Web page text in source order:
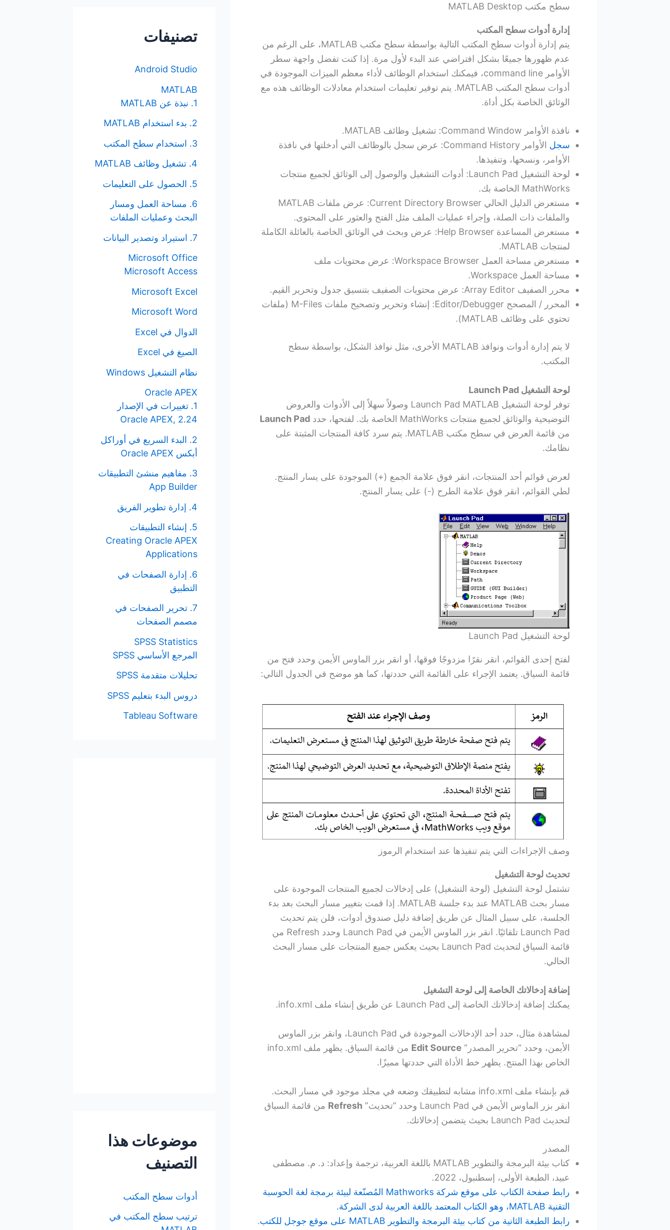
سطح مكتب MATLAB Desktop
إدارة أدوات سطح المكتب
يتم إدارة أدوات سطح المكتب التالية بواسطة سطح مكتب MATLAB، على الرغم من
عدم ظهورها جميعًا بشكل افتراضي عند البدء لأول مرة. إذا كنت تفضل واجهة سطر
الأوامر command line، فيمكنك استخدام الوظائف لأداء معظم الميزات الموجودة في
أدوات سطح المكتب MATLAB. يتم توفير تعليمات استخدام معادلات الوظائف هذه مع
الوثائق الخاصة بكل أداة.
نافذة الأوامر Command Window: تشغيل وظائف MATLAB.
سجل
الأوامر Command History: عرض سجل بالوظائف التي أدخلتها في نافذة
الأوامر، ونسخها، وتنفيذها.
لوحة التشغيل Launch Pad: أدوات التشغيل والوصول إلى الوثائق لجميع منتجات
MathWorks الخاصة بك.
مستعرض الدليل الحالي Current Directory Browser: عرض ملفات MATLAB
والملفات ذات الصلة، وإجراء عمليات الملف مثل الفتح والعثور على المحتوى.
مستعرض المساعدة Help Browser: عرض وبحث في الوثائق الخاصة بالعائلة الكاملة
لمنتجات MATLAB.
مستعرض مساحة العمل Workspace Browser: عرض محتويات ملف
مساحة العمل Workspace.
محرر الصفيف Array Editor: عرض محتويات الصفيف بتنسيق جدول وتحرير القيم.
المحرر / المصحح Editor/Debugger: إنشاء وتحرير وتصحيح ملفات M-Files (ملفات
تحتوي على وظائف MATLAB).
لا يتم إدارة أدوات ونوافذ MATLAB الأخرى، مثل نوافذ الشكل، بواسطة سطح
المكتب.
لوحة التشغيل Launch Pad
توفر لوحة التشغيل Launch Pad MATLAB وصولاً سهلاً إلى الأدوات والعروض
التوضيحية والوثائق لجميع منتجات MathWorks الخاصة بك. لفتحها، حدد
Launch Pad
من قائمة العرض في سطح مكتب MATLAB. يتم سرد كافة المنتجات المثبتة على
نظامك.
لعرض قوائم أحد المنتجات، انقر فوق علامة الجمع (+) الموجودة على يسار المنتج.
لطي القوائم، انقر فوق علامة الطرح (-) على يسار المنتج.
لوحة التشغيل Launch Pad
لفتح إحدى القوائم، انقر نقرًا مزدوجًا فوقها، أو انقر بزر الماوس الأيمن وحدد فتح من
قائمة السياق. يعتمد الإجراء على القائمة التي حددتها، كما هو موضح في الجدول التالي:
وصف الإجراءات التي يتم تنفيذها عند استخدام الرموز
تحديث لوحة التشغيل
تشتمل لوحة التشغيل (لوحة التشغيل) على إدخالات لجميع المنتجات الموجودة على
مسار بحث MATLAB عند بدء جلسة MATLAB. إذا قمت بتغيير مسار البحث بعد بدء
الجلسة، على سبيل المثال عن طريق إضافة دليل صندوق أدوات، فلن يتم تحديث
Launch Pad تلقائيًا. انقر بزر الماوس الأيمن في Launch Pad وحدد Refresh من
قائمة السياق لتحديث Launch Pad بحيث يعكس جميع المنتجات على مسار البحث
الحالي.
إضافة إدخالاتك الخاصة إلى لوحة التشغيل
يمكنك إضافة إدخالاتك الخاصة إلى Launch Pad عن طريق إنشاء ملف info.xml.
لمشاهدة مثال، حدد أحد الإدخالات الموجودة في Launch Pad، وانقر بزر الماوس
الأيمن، وحدد “تحرير المصدر” Edit Source
من قائمة السياق. يظهر ملف info.xml
الخاص بهذا المنتج. يظهر خط الأداة التي حددتها مميزًا.
قم بإنشاء ملف info.xml مشابه لتطبيقك وضعه في مجلد موجود في مسار البحث.
انقر بزر الماوس الأيمن في Launch Pad وحدد “تحديث”
Refresh من قائمة السياق
لتحديث Launch Pad بحيث يتضمن إدخالاتك.
المصدر
كتاب بيئة البرمجة والتطوير MATLAB باللغة العربية، ترجمة وإعداد: د. م. مصطفى
عبيد، الطبعة الأولى، إسطنبول، 2022.
رابط صفحة الكتاب على موقع شركة Mathworks المُصنّعة لبيئة برمجة لغة الحوسبة
التقنية MATLAB، وهو الكتاب المعتمد باللغة العربية لدى الشركة.
رابط الطبعة الثانية من كتاب بيئة البرمجة والتطوير MATLAB على موقع جوجل للكتب
.
ع
تصنيفات
Android Studio
MATLAB
1. نبذة عن MATLAB
2. بدء استخدام MATLAB
3. استخدام سطح المكتب
4. تشغيل وظائف MATLAB
5. الحصول على التعليمات
6. مساحة العمل ومسار
البحث وعمليات الملفات
7. استيراد وتصدير البيانات
Microsoft Office
Microsoft Access
Microsoft Excel
Microsoft Word
الدوال في Excel
الصيغ في Excel
نظام التشغيل Windows
Oracle APEX
1. تغييرات في الإصدار
Oracle APEX, 2.24
2. البدء السريع في أوراكل
أبكس Oracle APEX
3. مفاهيم منشئ التطبيقات
App Builder
4. إدارة تطوير الفريق
5. إنشاء التطبيقات
Creating Oracle APEX
Applications
6. إدارة الصفحات في
التطبيق
7. تحرير الصفحات في
مصمم الصفحات
SPSS Statistics
المرجع الأساسي SPSS
تحليلات متقدمة SPSS
دروس البدء بتعليم SPSS
Tableau Software
موضوعات هذا
التصنيف
أدوات سطح المكتب
ترتيب سطح المكتب في